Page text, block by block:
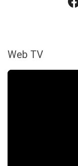
Web TV